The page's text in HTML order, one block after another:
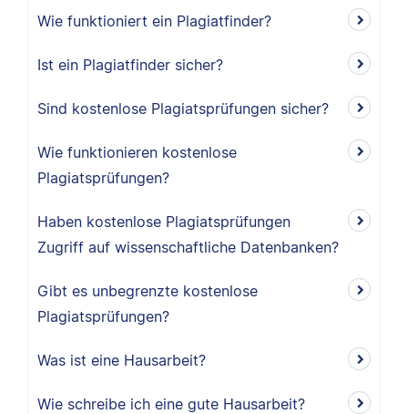
Wie funktioniert ein Plagiatfinder?
Ist ein Plagiatfinder sicher?
Sind kostenlose Plagiatsprüfungen sicher?
Wie funktionieren kostenlose
Plagiatsprüfungen?
Haben kostenlose Plagiatsprüfungen
Zugriff auf wissenschaftliche Datenbanken?
Gibt es unbegrenzte kostenlose
Plagiatsprüfungen?
Was ist eine Hausarbeit?
Wie schreibe ich eine gute Hausarbeit?